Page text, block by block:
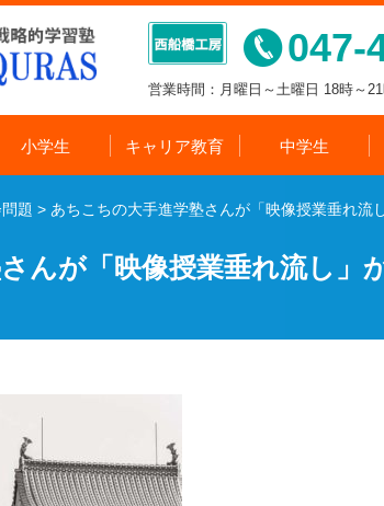
047-
営業時間：月曜日～土曜日 18時～
小学生 キャリア教育 中学生
題 > あちこちの大手進学塾さんが「映像授業垂れ
んが「映像授業垂れ流し